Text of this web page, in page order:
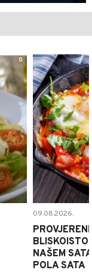
0
09.08.2026.
NAŠEM
POLA SATA